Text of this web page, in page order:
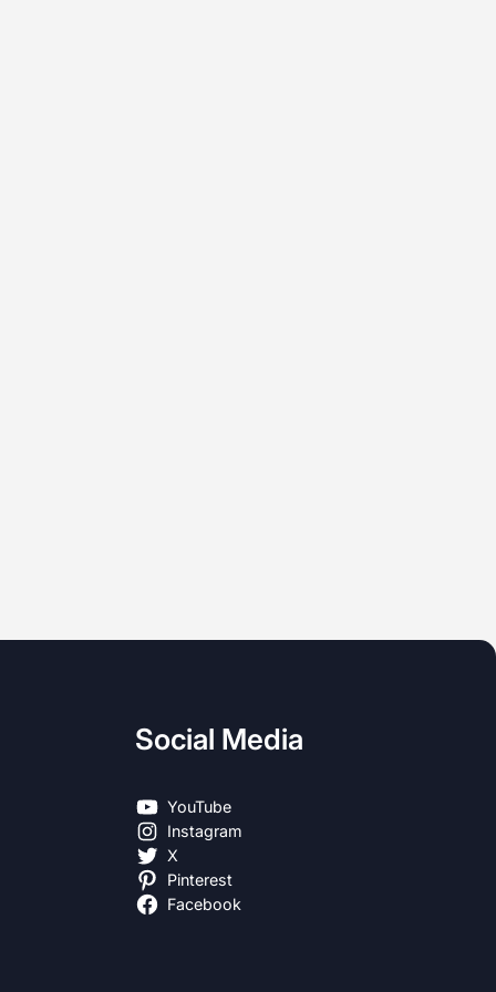
Social Media
YouTube
Instagram
X
Pinterest
Facebook